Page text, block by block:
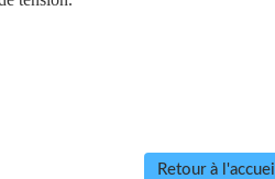
Retour à l'accueil